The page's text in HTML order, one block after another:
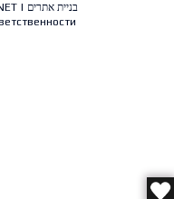
| בניית אתרים